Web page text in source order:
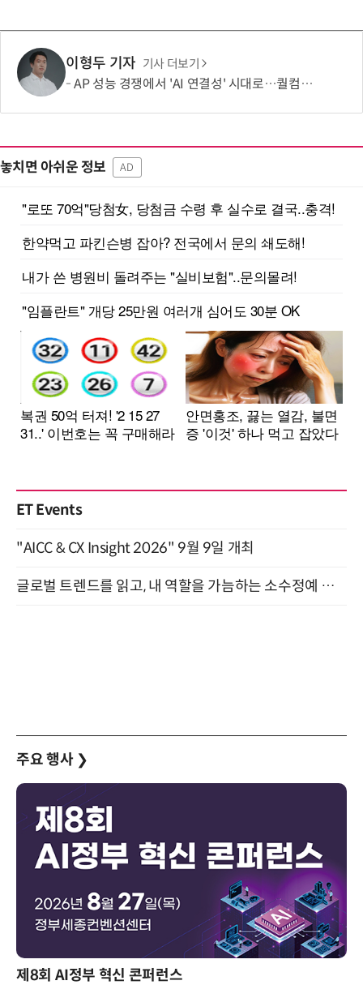
이형두 기자 기사 더보기
AP 성능 경쟁에서 'AI 연결성' 시대로…퀄컴 영역 확장 본격화
놓치면 아쉬운 정보 AD
ET Events
"AICC & CX Insight 2026" 9월 9일 개최
글로벌 트렌드를 읽고, 내 역할을 가늠하는 소수정예 실습 워크숍 (8/28)
주요 행사 ❯
제8회 AI정부 혁신 콘퍼런스